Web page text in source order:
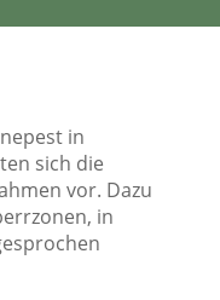
in
sich die
vor. Dazu
in